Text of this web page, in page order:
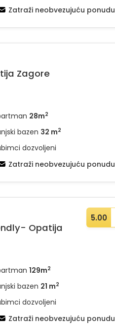
Zatraži neobvezujuću ponudu
Zagore
bazen 32 m2
28m2
dozvoljeni
Zatraži neobvezujuću ponudu
Opatija
5.00
bazen 21 m2
129m2
dozvoljeni
Zatraži neobvezujuću ponudu